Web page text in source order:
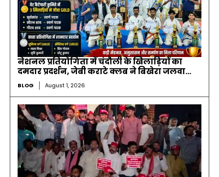
नेशनल प्रतियोगिता में चंदौली के खिलाड़ियों का
दमदार प्रदर्शन, जेबी कराटे क्लब ने बिखेरा जलवा…
BLOG August 1, 2026